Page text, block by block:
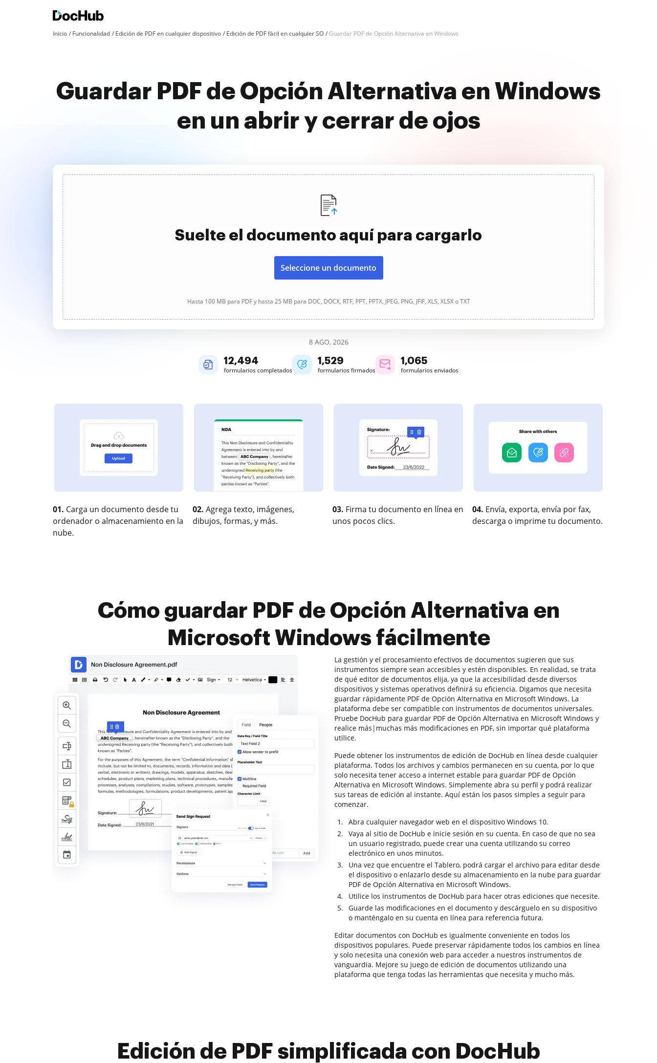
Inicio Funcionalidad Edición de PDF en cualquier dispositivo Edición de PDF fácil en cualquier SO Guardar PDF de Opción Alternativa en Windows
Guardar PDF de Opción Alternativa en Windows
en un abrir y cerrar de ojos
Suelte el documento aquí para cargarlo
Seleccione un documento
Hasta 100 MB para PDF y hasta 25 MB para DOC, DOCX, RTF, PPT, PPTX, JPEG, PNG, JFIF, XLS, XLSX o TXT
8 AGO, 2026
12,495
formularios completados
1,530
formularios firmados
1,065
formularios enviados
01. Carga un documento desde tu
ordenador o almacenamiento en la
nube.
02. Agrega texto, imágenes,
dibujos, formas, y más.
03. Firma tu documento en línea en
unos pocos clics.
04. Envía, exporta, envía por fax,
descarga o imprime tu documento.
Cómo guardar PDF de Opción Alternativa en
Microsoft Windows fácilmente
La gestión y el procesamiento efectivos de documentos sugieren que sus
instrumentos siempre sean accesibles y estén disponibles. En realidad, se trata
de qué editor de documentos elija, ya que la accesibilidad desde diversos
dispositivos y sistemas operativos definirá su eficiencia. Digamos que necesita
guardar rápidamente PDF de Opción Alternativa en Microsoft Windows. La
plataforma debe ser compatible con instrumentos de documentos universales.
Pruebe DocHub para guardar PDF de Opción Alternativa en Microsoft Windows y
realice más|muchas más modificaciones en PDF, sin importar qué plataforma
utilice.
Puede obtener los instrumentos de edición de DocHub en línea desde cualquier
plataforma. Todos los archivos y cambios permanecen en su cuenta, por lo que
solo necesita tener acceso a internet estable para guardar PDF de Opción
Alternativa en Microsoft Windows. Simplemente abra su perfil y podrá realizar
sus tareas de edición al instante. Aquí están los pasos simples a seguir para
comenzar.
Abra cualquier navegador web en el dispositivo Windows 10.
Vaya al sitio de DocHub e inicie sesión en su cuenta. En caso de que no sea
un usuario registrado, puede crear una cuenta utilizando su correo
electrónico en unos minutos.
Una vez que encuentre el Tablero, podrá cargar el archivo para editar desde
el dispositivo o enlazarlo desde su almacenamiento en la nube para guardar
PDF de Opción Alternativa en Microsoft Windows.
Utilice los instrumentos de DocHub para hacer otras ediciones que necesite.
Guarde las modificaciones en el documento y descárguelo en su dispositivo
o manténgalo en su cuenta en línea para referencia futura.
Editar documentos con DocHub es igualmente conveniente en todos los
dispositivos populares. Puede preservar rápidamente todos los cambios en línea
y solo necesita una conexión web para acceder a nuestros instrumentos de
vanguardia. Mejore su juego de edición de documentos utilizando una
plataforma que tenga todas las herramientas que necesita y mucho más.
Edición de PDF simplificada con DocHub